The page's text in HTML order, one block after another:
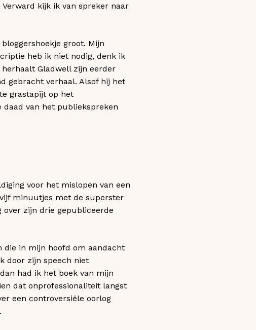
kijk ik van spreker naar
groot. Mijn
heb ik niet nodig, denk ik
Gladwell zijn eerder
gebracht verhaal. Alsof hij het
grastapijt op het
van het publiekspreken
voor het mislopen van een
minuutjes met de superster
over zijn drie gepubliceerde
die in mijn hoofd om aandacht
door zijn speech niet
had ik het boek van mijn
dat onprofessionaliteit langst
een controversiële oorlog